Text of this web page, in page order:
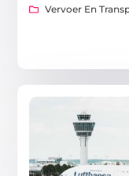
Vervoer En